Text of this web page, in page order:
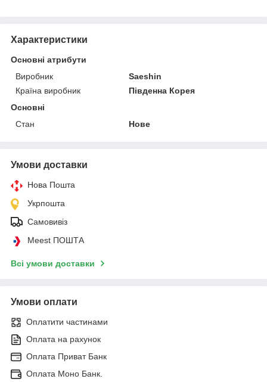
Характеристики
Основні атрибути
Виробник
Saeshin
Країна виробник
Південна Корея
Основні
Стан
Нове
Умови доставки
Нова Пошта
Укрпошта
Самовивіз
Meest ПОШТА
Всі умови доставки
Умови оплати
Оплатити частинами
Оплата на рахунок
Оплата Приват Банк
Оплата Моно Банк.